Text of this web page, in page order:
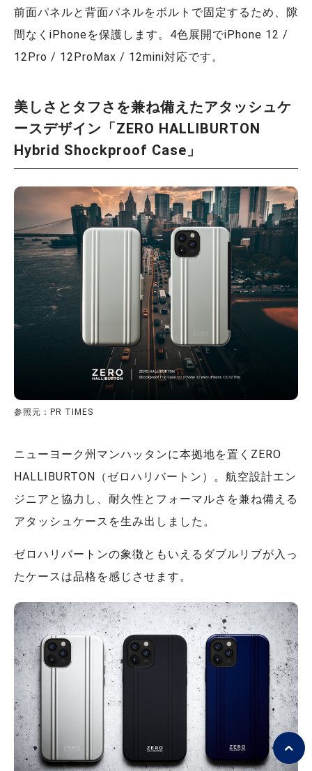
前面パネルと背面パネルをボルトで固定するため、隙
間なくiPhoneを保護します。4色展開でiPhone 12 /
12Pro / 12ProMax / 12mini対応です。
美しさとタフさを兼ね備えたアタッシュケ
ースデザイン「ZERO HALLIBURTON
Hybrid Shockproof Case」
参照元：PR TIMES
ニューヨーク州マンハッタンに本拠地を置くZERO
HALLIBURTON（ゼロハリバートン）。航空設計エン
ジニアと協力し、耐久性とフォーマルさを兼ね備える
アタッシュケースを生み出しました。
ゼロハリバートンの象徴ともいえるダブルリブが入っ
たケースは品格を感じさせます。